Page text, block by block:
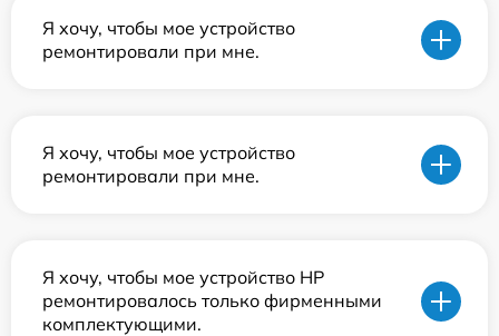
Я хочу, чтобы мое устройство
ремонтировали при мне.
Я хочу, чтобы мое устройство
ремонтировали при мне.
Я хочу, чтобы мое устройство HP
ремонтировалось только фирменными
комплектующими.